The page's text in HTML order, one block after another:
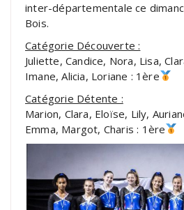
inter-départementale ce
Bois.
Catégorie Découverte :
Juliette, Candice, Nora, Lisa,
Imane, Alicia, Loriane : 1ère
Catégorie Détente :
Marion, Clara, Eloïse, Lily,
Emma, Margot, Charis : 1ère